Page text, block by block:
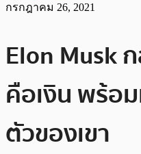
กรกฎาคม 26, 2021
Elon Musk
คือเงิน พร้อ
ตัวของเขา